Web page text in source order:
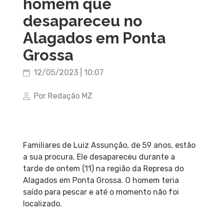
homem que
desapareceu no
Alagados em Ponta
Grossa
12/05/2023 | 10:07
Por Redação MZ
Familiares de Luiz Assunção, de 59 anos, estão
a sua procura. Ele desapareceu durante a
tarde de ontem (11) na região da Represa do
Alagados em Ponta Grossa. O homem teria
saído para pescar e até o momento não foi
localizado.